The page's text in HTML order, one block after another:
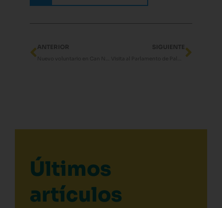
Ant
ANTERIOR
Nuevo voluntario en Can Neftalí
SIGUIENTE
Visita al Parlamento de Palma
Últimos
artículos